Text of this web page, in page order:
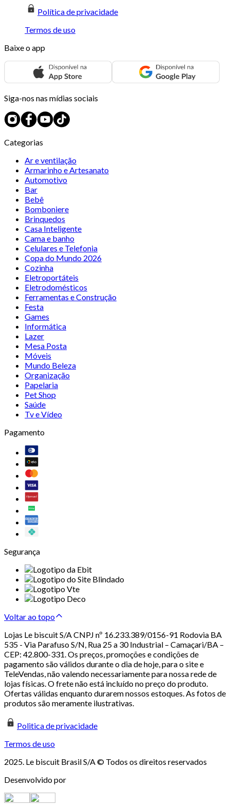
Política de privacidade
Termos de uso
Baixe o app
Siga-nos nas mídias sociais
Categorias
Ar e ventilação
Armarinho e Artesanato
Automotivo
Bar
Bebê
Bomboniere
Brinquedos
Casa Inteligente
Cama e banho
Celulares e Telefonia
Copa do Mundo 2026
Cozinha
Eletroportáteis
Eletrodomésticos
Ferramentas e Construção
Festa
Games
Informática
Lazer
Mesa Posta
Móveis
Mundo Beleza
Organização
Papelaria
Pet Shop
Saúde
Tv e Vídeo
Pagamento
Segurança
Voltar ao topo
Lojas Le biscuit S/A CNPJ nº 16.233.389/0156-91 Rodovia BA
535 - Via Parafuso S/N, Rua 25 a 30 Industrial – Camaçari/BA –
CEP: 42.800-331. Os preços, promoções e condições de
pagamento são válidos durante o dia de hoje, para o site e
TeleVendas, não valendo necessariamente para nossa rede de
lojas físicas. O frete não está incluído no preço do produto.
Ofertas válidas enquanto durarem nossos estoques. As fotos de
produtos são meramente ilustrativas.
Politica de privacidade
Termos de uso
2025. Le biscuit Brasil S/A © Todos os direitos reservados
Desenvolvido por